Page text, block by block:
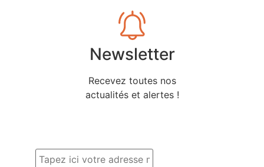
Newsletter
Recevez toutes nos
actualités et alertes !